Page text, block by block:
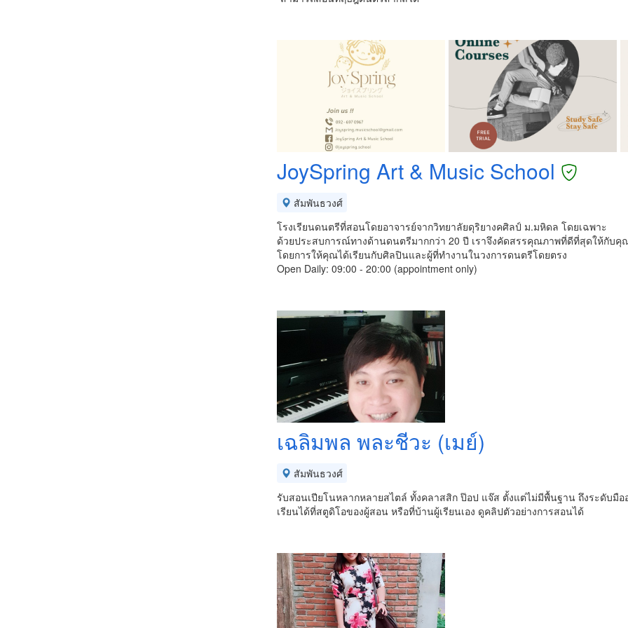
JoySpring Art & Music School
สัมพันธวงศ์
โรงเรียนดนตรีที่สอนโดยอาจารย์จากวิทยาลัยดุริยางคศิลป์ ม.มหิดล โดยเฉพาะ
ด้วยประสบการณ์ทางด้านดนตรีมากกว่า 20 ปี เราจึงคัดสรรคุณภาพที่ดีที่สุดให้กับคุ
โดยการให้คุณได้เรียนกับศิลปินและผู้ที่ทำงานในวงการดนตรีโดยตรง
Open Daily: 09:00 - 20:00 (appointment only)
เฉลิมพล พละชีวะ (เมย์)
สัมพันธวงศ์
รับสอนเปียโนหลากหลายสไตล์ ทั้งคลาสสิก ป๊อป แจ๊ส ตั้งแต่ไม่มีพื้นฐาน ถึงระดับมือ
เรียนได้ที่สตูดิโอของผู้สอน หรือที่บ้านผู้เรียนเอง ดูคลิปตัวอย่างการสอนได้